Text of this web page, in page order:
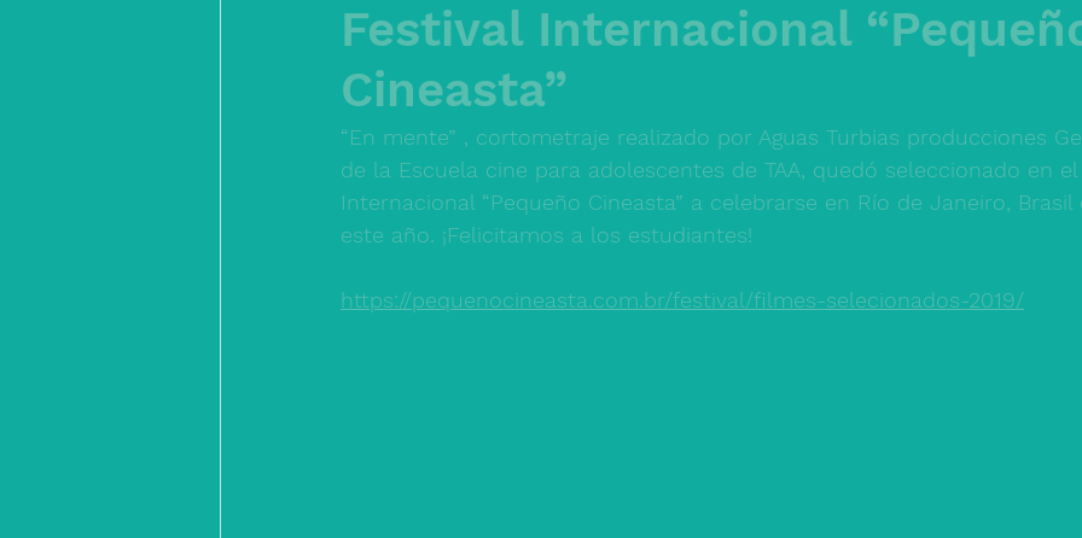
Festival Internacional
Cineasta”
“En mente” , cortometraje realizado por Aguas Turbias producciones
de la Escuela cine para adolescentes de TAA, quedó seleccionado en el
Internacional “Pequeño Cineasta” a celebrarse en Río de Janeiro,
este año. ¡Felicitamos a los estudiantes!
https://pequenocineasta.com.br/festival/filmes-selecionados-2019/